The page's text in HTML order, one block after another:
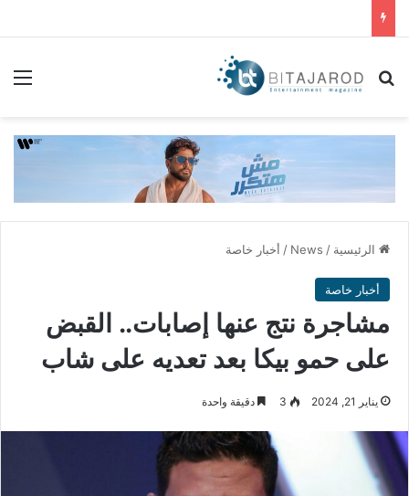
بحث عن
الرئيسية /
News
/ أخبار خاصة
أخبار خاصة
مشاجرة نتج عنها إصابات.. القبض
على حمو بيكا بعد تعديه على شاب
يناير 21, 2024 3 دقيقة واحدة